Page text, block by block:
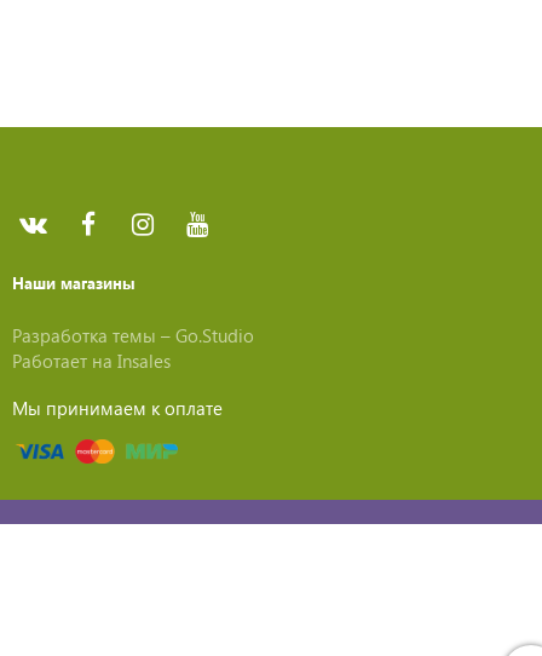
Наши магазины
Разработка темы – Go.Studio
Работает на Insales
Мы принимаем к оплате